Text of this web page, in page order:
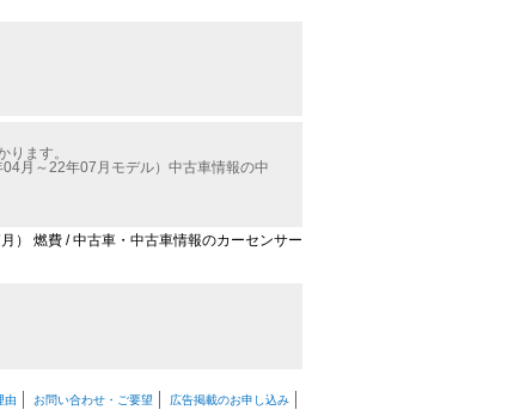
ます。
月～22年07月モデル）中古車情報の中
） 燃費 / 中古車・中古車情報のカーセンサー
由 お問い合わせ・ご要望 広告掲載のお申し込み